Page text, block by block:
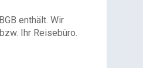
enthält. Wir
Ihr Reisebüro.